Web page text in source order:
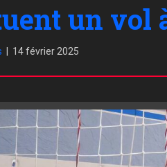
un vol
14 février 2025